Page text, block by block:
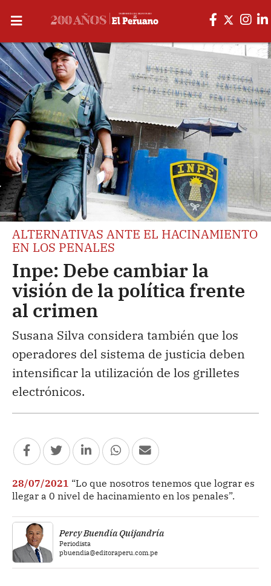
ALTERNATIVAS ANTE EL HACINAMIENTO
EN LOS PENALES
Inpe: Debe cambiar la
visión de la política frente
al crimen
Susana Silva considera también que los
operadores del sistema de justicia deben
intensificar la utilización de los grilletes
electrónicos.
28/07/2021 “Lo que nosotros tenemos que lograr es
llegar a 0 nivel de hacinamiento en los penales”.
Percy Buendía Quijandría
Periodista
pbuendia@editoraperu.com.pe